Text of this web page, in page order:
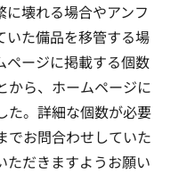
壊れる場合やアンフ
いた備品を移管する場
ページに掲載する個数
から、ホームページに
た。詳細な個数が必要
でお問合わせしていた
ただきますようお願い